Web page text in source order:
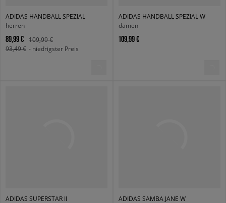
ADIDAS HANDBALL SPEZIAL
herren
89,99 €
109,99 €
93,49 € - niedrigster Preis
ADIDAS HANDBALL SPEZIAL W
damen
109,99 €
ADIDAS SUPERSTAR II
ADIDAS SAMBA JANE W